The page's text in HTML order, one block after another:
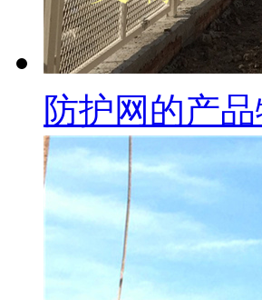
防护网的产